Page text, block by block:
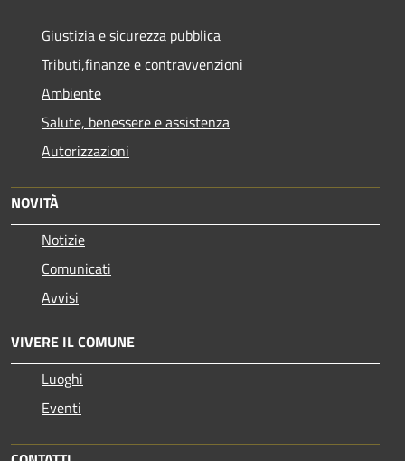
Giustizia e sicurezza pubblica
Tributi,finanze e contravvenzioni
Ambiente
Salute, benessere e assistenza
Autorizzazioni
NOVITÀ
Notizie
Comunicati
Avvisi
VIVERE IL COMUNE
Luoghi
Eventi